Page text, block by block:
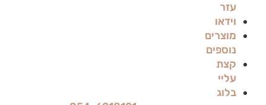
עזר
וידאו
מוצרים
נוספים
קצת
עליי
בלוג